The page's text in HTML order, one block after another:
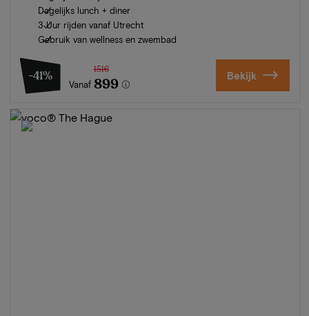
Dagelijks lunch + diner
3 Uur rijden vanaf Utrecht
Gebruik van wellness en zwembad
-41%
Vanaf
1516
899 Bekijk